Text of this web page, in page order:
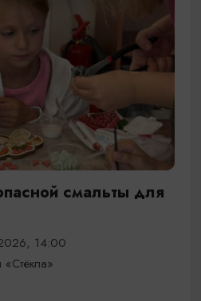
смальты для
14:00